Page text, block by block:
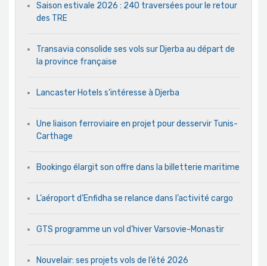
Saison estivale 2026 : 240 traversées pour le retour
des TRE
Transavia consolide ses vols sur Djerba au départ de
la province française
Lancaster Hotels s’intéresse à Djerba
Une liaison ferroviaire en projet pour desservir Tunis-
Carthage
Bookingo élargit son offre dans la billetterie maritime
L’aéroport d’Enfidha se relance dans l’activité cargo
GTS programme un vol d’hiver Varsovie-Monastir
Nouvelair: ses projets vols de l’été 2026